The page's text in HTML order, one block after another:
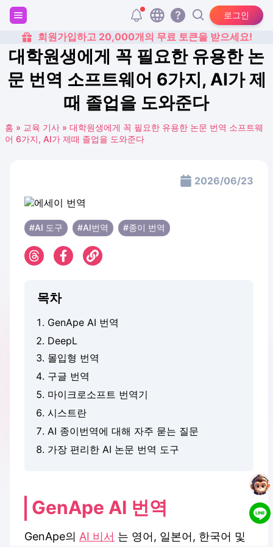
로그인
회원가입하고 20,000개의 무료 토큰을 받으세요!
대학원생에게 꼭 필요한 유용한 논
문 번역 소프트웨어 6가지, AI가 제
때 졸업을 도와준다
홈 » 교육 기사 » 대학원생에게 꼭 필요한 유용한 논문 번역 소프트웨
어 6가지, AI가 제때 졸업을 도와준다
2026/06/23
#AI 도구 #AI번역 #종이 번역
목차
GenApe AI 번역
DeepL
몰입형 번역
구글 번역
마이크로소프트 번역기
시스트란
AI 종이번역에 대해 자주 묻는 질문
가장 편리한 AI 논문 번역 도구
GenApe AI 번역
GenApe의 AI 비서 는 영어, 일본어, 한국어 및